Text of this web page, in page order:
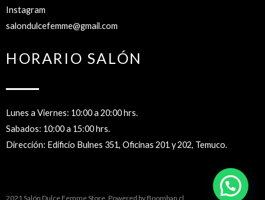
Instagram
salondulcefemme@gmail.com
HORARIO SALÓN
Lunes a Viernes: 10:00 a 20:00 hrs.
Sabados: 10:00 a 15:00 hrs.
Dirección: Edificio Bulnes 351, Oficinas 201 y 202, Temuco.
2021 Salón Dulce Femme Store. Powered by Boombap.cl